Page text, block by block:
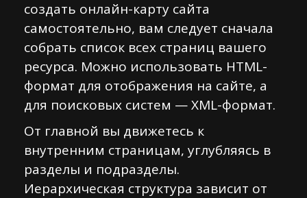
создать онлайн-карту сайта
самостоятельно, вам следует сначала
собрать список всех страниц вашего
ресурса. Можно использовать HTML-
формат для отображения на сайте, а
для поисковых систем — XML-формат.
От главной вы движетесь к
внутренним страницам, углубляясь в
разделы и подразделы.
Иерархическая структура зависит от